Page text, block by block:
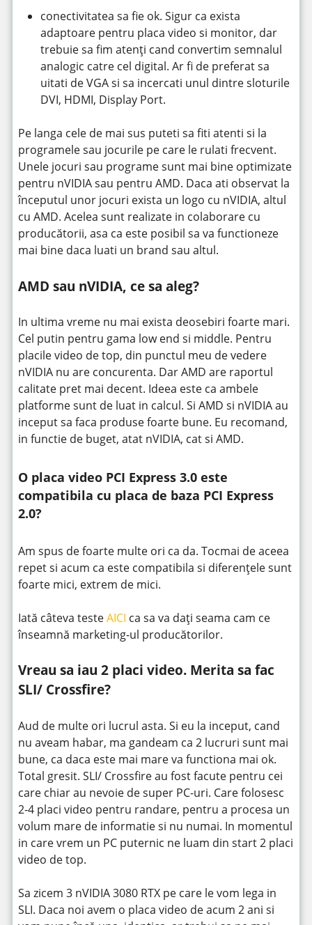
conectivitatea sa fie ok. Sigur ca exista
adaptoare pentru placa video si monitor, dar
trebuie sa fim atenți cand convertim semnalul
analogic catre cel digital. Ar fi de preferat sa
uitati de VGA si sa incercati unul dintre sloturile
DVI, HDMI, Display Port.
Pe langa cele de mai sus puteti sa fiti atenti si la
programele sau jocurile pe care le rulati frecvent.
Unele jocuri sau programe sunt mai bine optimizate
pentru nVIDIA sau pentru AMD. Daca ati observat la
începutul unor jocuri exista un logo cu nVIDIA, altul
cu AMD. Acelea sunt realizate in colaborare cu
producătorii, asa ca este posibil sa va functioneze
mai bine daca luati un brand sau altul.
AMD sau nVIDIA, ce sa aleg?
In ultima vreme nu mai exista deosebiri foarte mari.
Cel putin pentru gama low end si middle. Pentru
placile video de top, din punctul meu de vedere
nVIDIA nu are concurenta. Dar AMD are raportul
calitate pret mai decent. Ideea este ca ambele
platforme sunt de luat in calcul. Si AMD si nVIDIA au
inceput sa faca produse foarte bune. Eu recomand,
in functie de buget, atat nVIDIA, cat si AMD.
O placa video PCI Express 3.0 este
compatibila cu placa de baza PCI Express
2.0?
Am spus de foarte multe ori ca da. Tocmai de aceea
repet si acum ca este compatibila si diferențele sunt
foarte mici, extrem de mici.
Iată câteva testeAICI ca sa va dați seama cam ce
înseamnă marketing-ul producătorilor.
Vreau sa iau 2 placi video. Merita sa fac
SLI/ Crossfire?
Aud de multe ori lucrul asta. Si eu la inceput, cand
nu aveam habar, ma gandeam ca 2 lucruri sunt mai
bune, ca daca este mai mare va functiona mai ok.
Total gresit. SLI/ Crossfire au fost facute pentru cei
care chiar au nevoie de super PC-uri. Care folosesc
2-4 placi video pentru randare, pentru a procesa un
volum mare de informatie si nu numai. In momentul
in care vrem un PC puternic ne luam din start 2 placi
video de top.
Sa zicem 3 nVIDIA 3080 RTX pe care le vom lega in
SLI. Daca noi avem o placa video de acum 2 ani si